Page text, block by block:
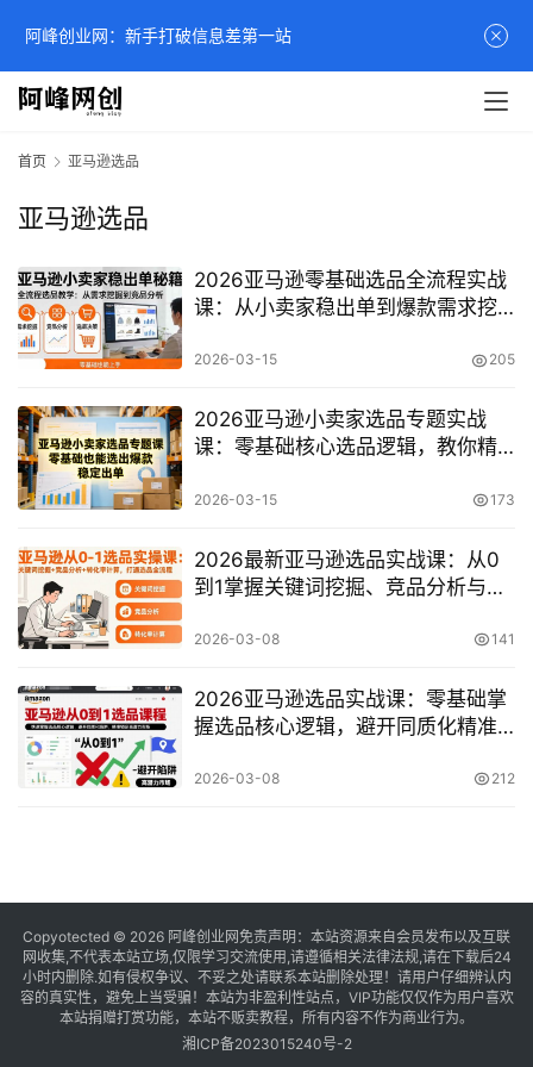
首页 亚马逊选品
亚马逊选品
2026亚马逊零基础选品全流程实战
课：从小卖家稳出单到爆款需求挖
2026-03-15 205
2026亚马逊小卖家选品专题实战
课：零基础核心选品逻辑，教你精
2026-03-15 173
2026最新亚马逊选品实战课：从0
到1掌握关键词挖掘、竞品分析与转
2026-03-08 141
2026亚马逊选品实战课：零基础掌
握选品核心逻辑，避开同质化精准
2026-03-08 212
Copyotected © 2026 阿峰创业网 免责声明：本站资源来自会员发布以及互联
网收集,不代表本站立场,仅限学习交流使用,请遵循相关法律法规,请在下载后24
小时内删除.如有侵权争议、不妥之处请联系本站删除处理！请用户仔细辨认内
容的真实性，避免上当受骗！本站为非盈利性站点，VIP功能仅仅作为用户喜欢
本站捐赠打赏功能，本站不贩卖教程，所有内容不作为商业行为。
湘ICP备2023015240号-2
阿峰创业网：新手打破信息差第一站